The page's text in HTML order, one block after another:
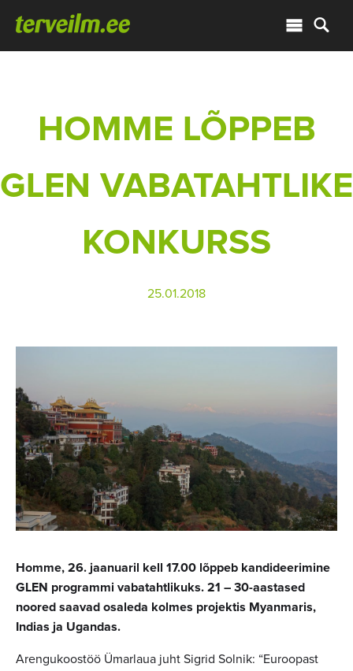
HOMME LÕPPEB
GLEN VABATAHTLIKE
KONKURSS
25.01.2018
Homme, 26. jaanuaril kell 17.00 lõppeb kandideerimine
GLEN programmi vabatahtlikuks. 21 – 30-aastased
noored saavad osaleda kolmes projektis Myanmaris,
Indias ja Ugandas.
Arengukoostöö Ümarlaua juht Sigrid Solnik: “Euroopast